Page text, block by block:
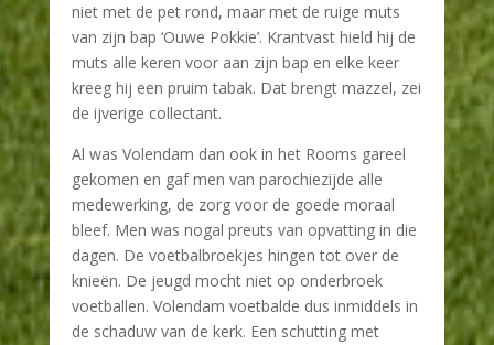
niet met de pet rond, maar met de ruige muts
van zijn bap ‘Ouwe Pokkie’. Krantvast hield hij de
muts alle keren voor aan zijn bap en elke keer
kreeg hij een pruim tabak. Dat brengt mazzel, zei
de ijverige collectant.
Al was Volendam dan ook in het Rooms gareel
gekomen en gaf men van parochiezijde alle
medewerking, de zorg voor de goede moraal
bleef. Men was nogal preuts van opvatting in die
dagen. De voetbalbroekjes hingen tot over de
knieën. De jeugd mocht niet op onderbroek
voetballen. Volendam voetbalde dus inmiddels in
de schaduw van de kerk. Een schutting met